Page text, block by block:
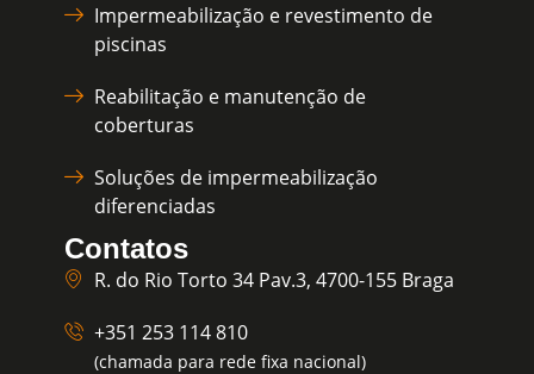
Impermeabilização e revestimento de
piscinas
Reabilitação e manutenção de
coberturas
Soluções de impermeabilização
diferenciadas
Contatos
R. do Rio Torto 34 Pav.3, 4700-155 Braga
+351 253 114 810
(chamada para rede fixa nacional)